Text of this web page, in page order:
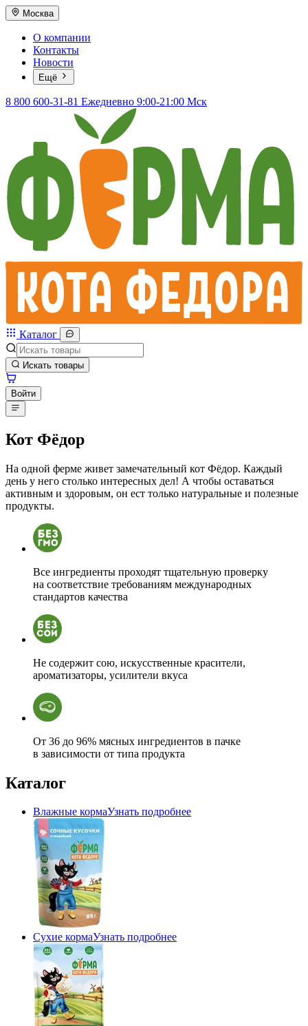
Москва
О компании
Контакты
Новости
Ещё
8 800 600-31-81 Ежедневно 9:00-21:00 Мск
Каталог
Искать товары
Войти
Кот Фёдор
На одной ферме живет замечательный кот Фёдор. Каждый
день у него столько интересных дел! А чтобы оставаться
активным и здоровым, он ест только натуральные и полезные
продукты.
Все ингредиенты проходят тщательную проверку
на соответствие требованиям международных
стандартов качества
Не содержит сою, искусственные красители,
ароматизаторы, усилители вкуса
От 36 до 96% мясных ингредиентов в пачке
в зависимости от типа продукта
Каталог
Влажные кормаУзнать подробнее
Сухие кормаУзнать подробнее